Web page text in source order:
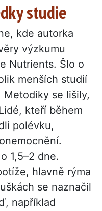
studie
kde autorka
výzkumu
Nutrients. Šlo o
menších studií
se lišily,
kteří během
polévku,
1,5–2 dne.
hlavně rýma
se naznačil
například